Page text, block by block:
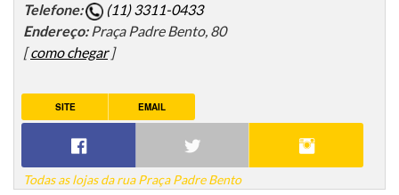
Telefone:
(11) 3311-0433
Endereço: Praça Padre Bento, 80
[como chegar]
SITE EMAIL
Todas as lojas da rua Praça Padre Bento